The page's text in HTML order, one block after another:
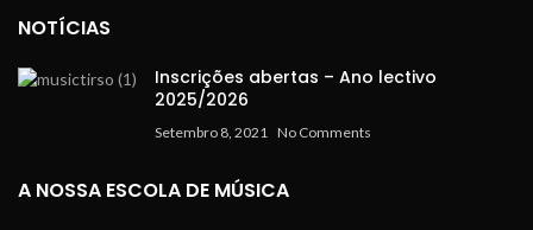
NOTÍCIAS
Inscrições abertas – Ano lectivo
2025/2026
Setembro 8, 2021 No Comments
A NOSSA ESCOLA DE MÚSICA